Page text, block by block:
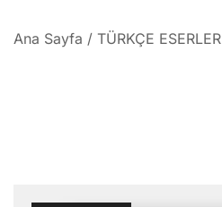
Ana Sayfa / TÜRKÇE ESERLER